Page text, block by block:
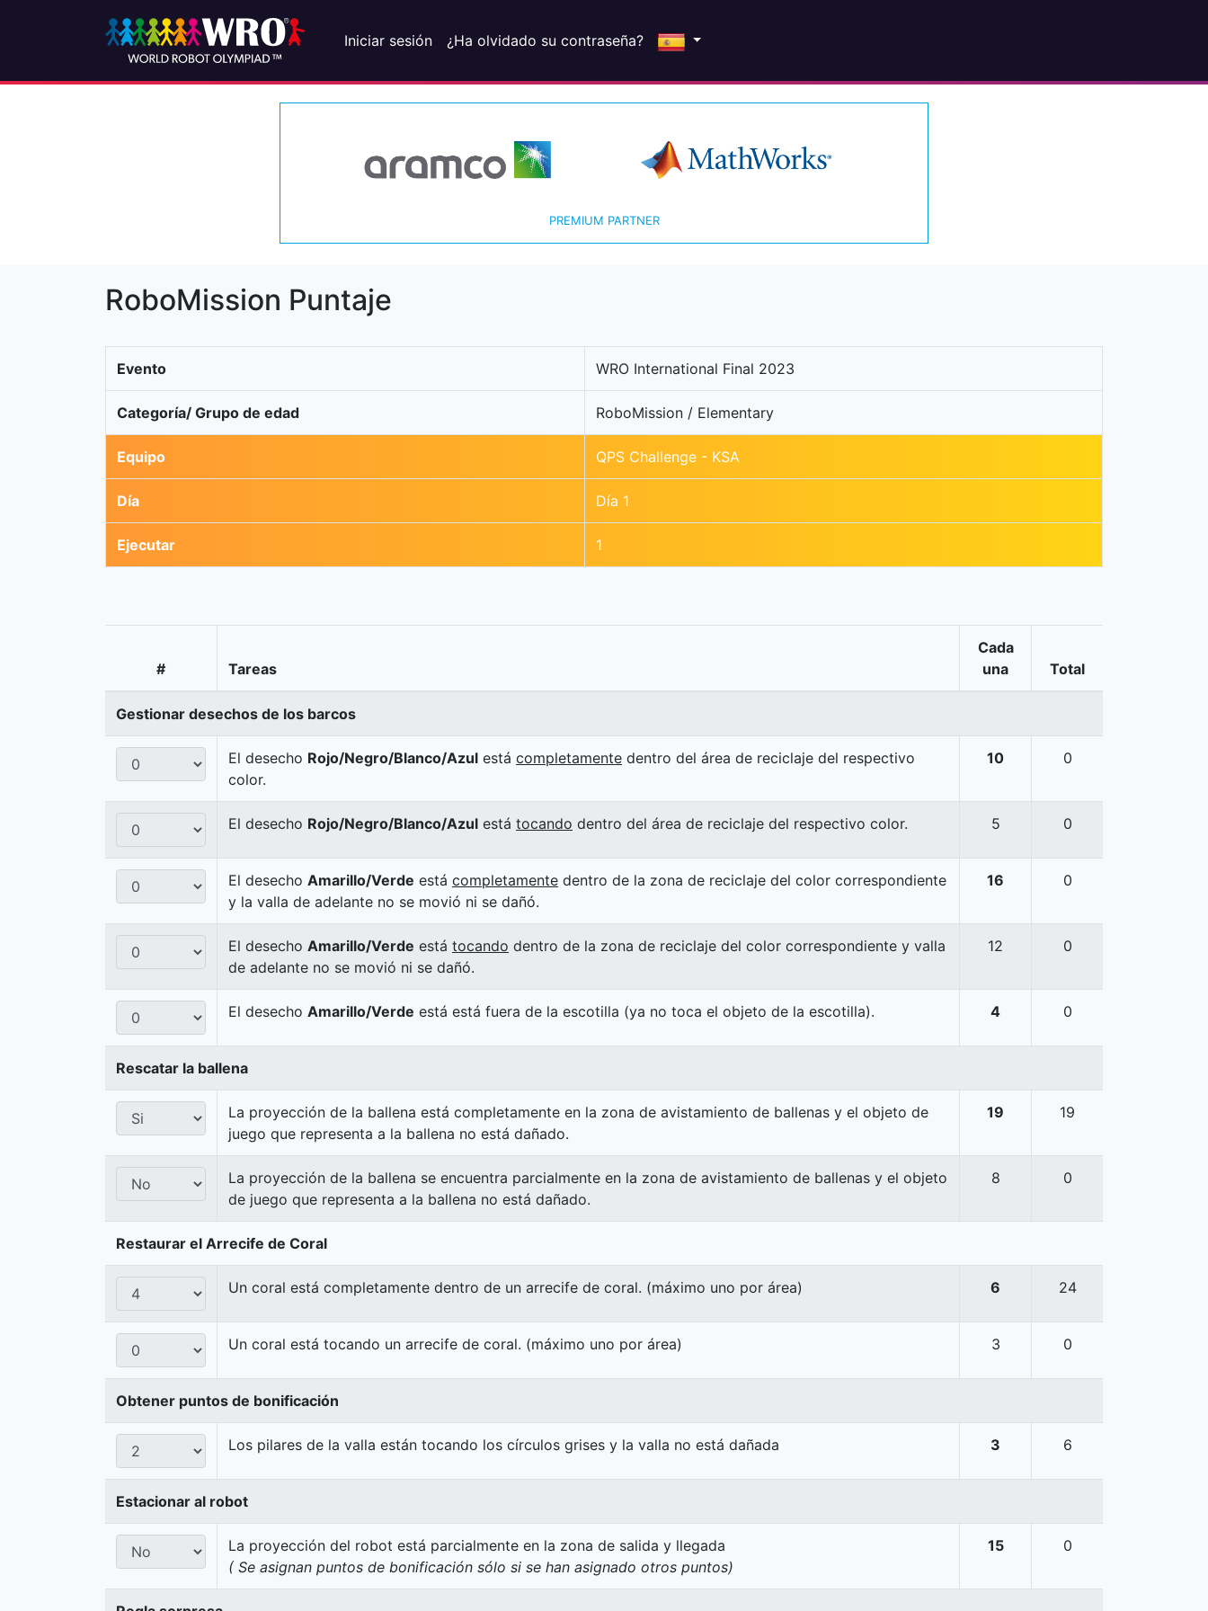
Iniciar sesión ¿Ha olvidado su contraseña?
PREMIUM PARTNER
RoboMission Puntaje
Evento WRO International Final 2023
Categoría/ Grupo de edad RoboMission / Elementary
Equipo QPS Challenge - KSA
Día Día 1
Ejecutar 1
# Tareas
Cada
una
Total
Gestionar desechos de los barcos
El desecho Rojo/Negro/Blanco/Azul está completamente dentro del área de reciclaje del respectivo
color.
10 0
El desecho Rojo/Negro/Blanco/Azul está tocando dentro del área de reciclaje del respectivo color. 5 0
El desecho Amarillo/Verde está completamente dentro de la zona de reciclaje del color correspondiente
y la valla de adelante no se movió ni se dañó.
16 0
El desecho Amarillo/Verde está tocando dentro de la zona de reciclaje del color correspondiente y valla
de adelante no se movió ni se dañó.
12 0
El desecho Amarillo/Verde está está fuera de la escotilla (ya no toca el objeto de la escotilla). 4 0
Rescatar la ballena
La proyección de la ballena está completamente en la zona de avistamiento de ballenas y el objeto de
juego que representa a la ballena no está dañado.
19 19
La proyección de la ballena se encuentra parcialmente en la zona de avistamiento de ballenas y el objeto
de juego que representa a la ballena no está dañado.
8 0
Restaurar el Arrecife de Coral
Un coral está completamente dentro de un arrecife de coral. (máximo uno por área) 6 24
Un coral está tocando un arrecife de coral. (máximo uno por área) 3 0
Obtener puntos de bonificación
Los pilares de la valla están tocando los círculos grises y la valla no está dañada 3 6
Estacionar al robot
La proyección del robot está parcialmente en la zona de salida y llegada
( Se asignan puntos de bonificación sólo si se han asignado otros puntos)
15 0